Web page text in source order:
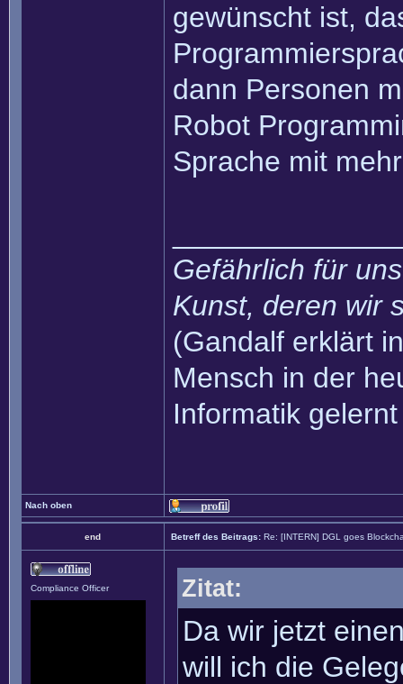
gewünscht ist,
dann Personen
Robot
Sprache mit
Gefährlich für
Kunst, deren wir
(Gandalf erklärt
Mensch in der
Informatik
Nach oben
end Betreff des Beitrags: Re: [INTERN] DGL goes
Compliance Officer Zitat:
Da wir jetzt
will ich die